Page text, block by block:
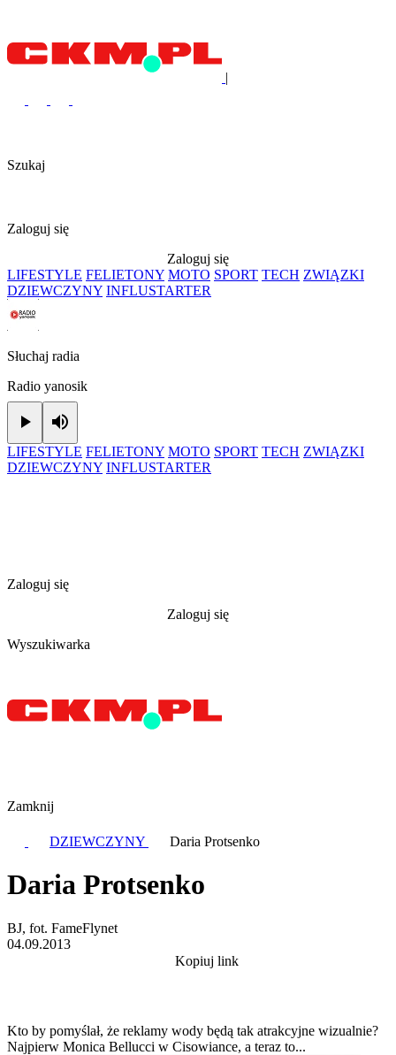
|
Szukaj
Zaloguj się
Zaloguj się
LIFESTYLE FELIETONY MOTO SPORT TECH ZWIĄZKI
DZIEWCZYNY INFLUSTARTER
Słuchaj radia
Radio yanosik
Play
LIFESTYLE FELIETONY MOTO SPORT TECH ZWIĄZKI
DZIEWCZYNY INFLUSTARTER
Zaloguj się
Zaloguj się
Wyszukiwarka
Zamknij
DZIEWCZYNY Daria Protsenko
Daria Protsenko
BJ, fot. FameFlynet
04.09.2013
Kopiuj link
Kto by pomyślał, że reklamy wody będą tak atrakcyjne wizualnie?
Najpierw Monica Bellucci w Cisowiance, a teraz to...